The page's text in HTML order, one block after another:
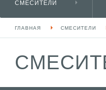
СМЕСИТЕЛИ
ГЛАВНАЯ СМЕСИТЕЛИ